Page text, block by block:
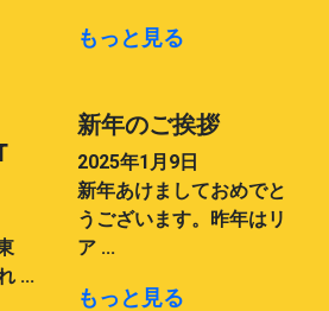
もっと見る
...
新年のご挨拶
2025年1月9日
新年あけましておめでと
うございます。昨年はリ
ア ...
もっと見る